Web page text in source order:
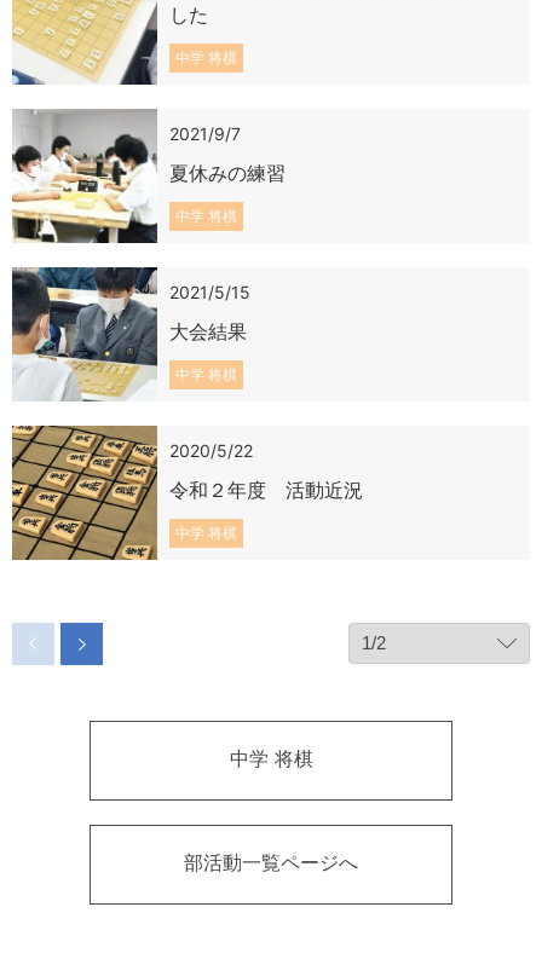
した
中学 将棋
2021/9/7
夏休みの練習
中学 将棋
2021/5/15
大会結果
中学 将棋
2020/5/22
令和２年度 活動近況
中学 将棋
中学 将棋
部活動一覧ページへ